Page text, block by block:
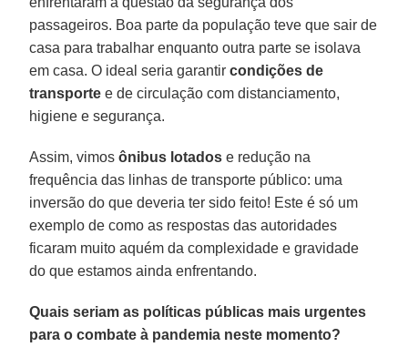
passageiros. Boa parte da população teve que sair de
casa para trabalhar enquanto outra parte se isolava
em casa. O ideal seria garantircondições de
transporte e de circulação com distanciamento,
higiene e segurança.
Assim, vimosônibus lotados e redução na
frequência das linhas de transporte público: uma
inversão do que deveria ter sido feito! Este é só um
exemplo de como as respostas das autoridades
ficaram muito aquém da complexidade e gravidade
do que estamos ainda enfrentando.
Quais seriam as políticas públicas mais urgentes
para o combate à pandemia neste momento?